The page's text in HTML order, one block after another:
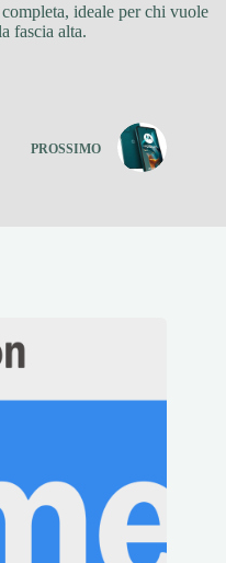
ideale per chi vuole
fascia alta.
PROSSIMO